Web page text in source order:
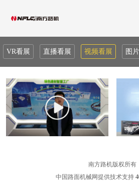
VR看展 直播看展 视频看展 图
南方路机版权所有
中国路面机械网提供技术支持